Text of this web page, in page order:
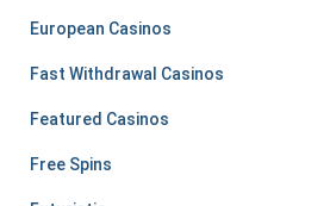
European Casinos
Fast Withdrawal Casinos
Featured Casinos
Free Spins